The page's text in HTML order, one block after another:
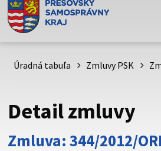
Doména psk.sk je oficiálna
Toto je oficiálna webová stránka
psk.sk.
Buďte pozorní a vždy sa uistite, že
cez zabezpečenú webovú stránku.
vždy začína https:// pred názvom
Úradná tabuľa Zmluvy PSK
Detail zmluvy
Zmluva: 344/2012/